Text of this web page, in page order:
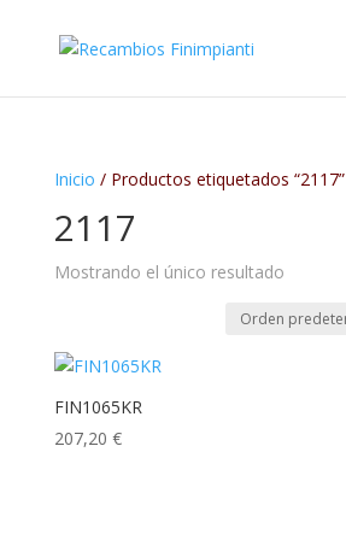
Inicio / Productos etiquetados “2117”
2117
Mostrando el único resultado
FIN1065KR
207,20 €